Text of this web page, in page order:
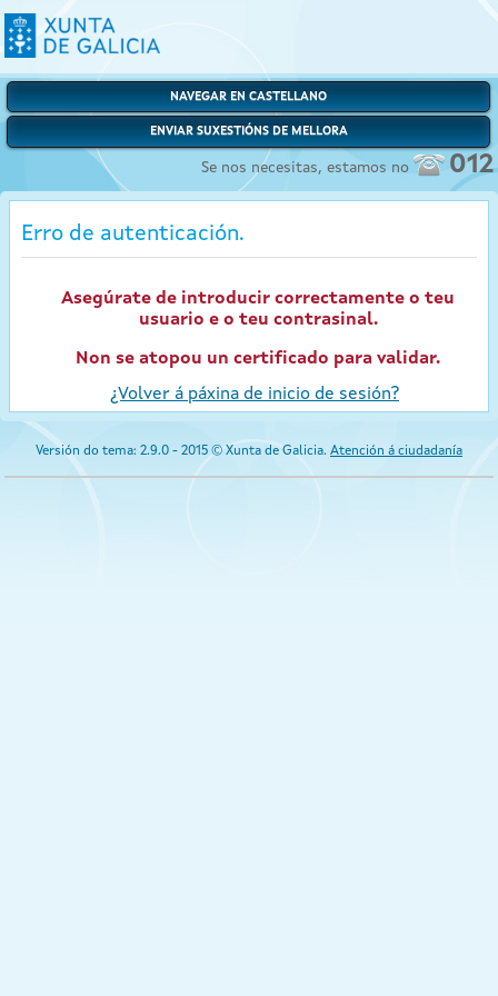
NAVEGAR EN CASTELLANO
ENVIAR SUXESTIÓNS DE MELLORA
Se nos necesitas, estamos no 012
Erro de autenticación.
Asegúrate de introducir correctamente o teu
usuario e o teu contrasinal.
Non se atopou un certificado para validar.
¿Volver á páxina de inicio de sesión?
Versión do tema: 2.9.0 - 2015 © Xunta de Galicia. Atención á ciudadanía